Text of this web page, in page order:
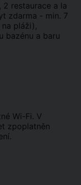
2 restaurace a la
zdarma - min. 7
pláži),
bazénu a baru
Wi-Fi. V
zpoplatněn